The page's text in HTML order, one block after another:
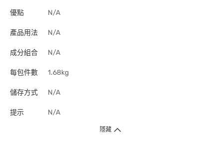
優點 N/A
產品用法 N/A
成分組合 N/A
每包件數 1.68kg
儲存方式 N/A
提示 N/A
隱藏